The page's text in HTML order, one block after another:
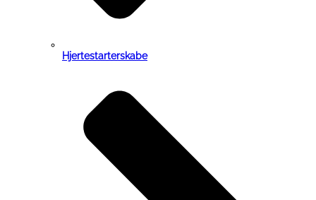
Hjertestarterskabe